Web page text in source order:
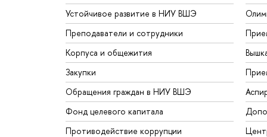
Устойчивое развитие в НИУ ВШЭ
Преподаватели и сотрудники
Корпуса и общежития
Закупки
Обращения граждан в НИУ ВШЭ
Фонд целевого капитала
Противодействие коррупции